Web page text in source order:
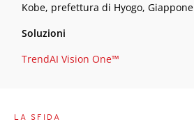
Kobe, prefettura di Hyogo, Giappone
Soluzioni
TrendAI Vision One™
LA SFIDA